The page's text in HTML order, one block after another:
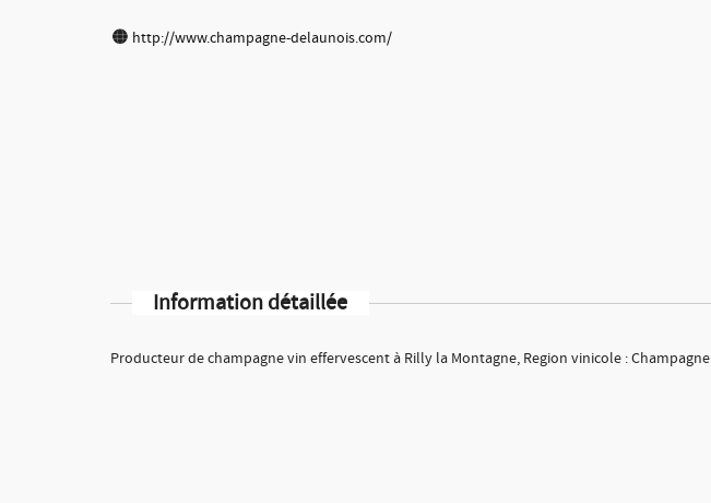
http://www.champagne-delaunois.com/
Information détaillée
Producteur de champagne vin effervescent à Rilly la Montagne, Region vinicole : Champagne